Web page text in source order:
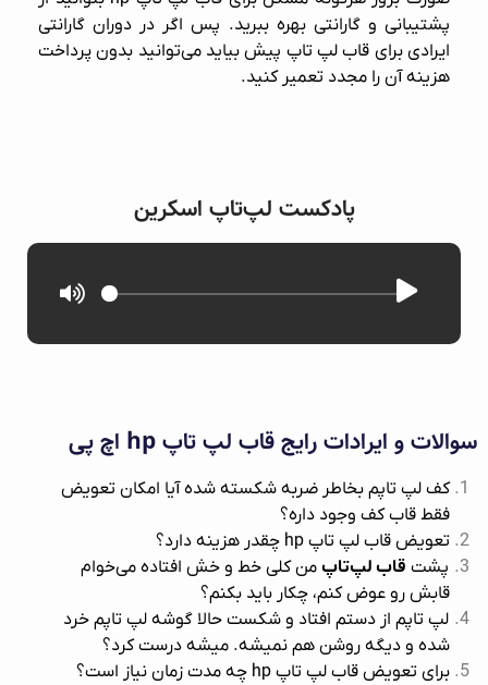
پشتیبانی و گارانتی بهره ببرید. پس اگر در دوران گارانتی
ایرادی برای قاب‌ لپ‌ تاپ پیش بیاید می‌توانید بدون پرداخت
هزینه آن را مجدد تعمیر کنید.
پادکست لپ‌تاپ اسکرین
سوالات و ایرادات رایج قاب لپ‌ تاپ hp اچ پی
کف لپ تاپم بخاطر ضربه شکسته شده آیا امکان تعویض
فقط قاب کف وجود داره؟
تعویض قاب لپ تاپ hp چقدر هزینه دارد؟
پشت قاب لپ‌تاپ من کلی خط و خش افتاده می‌خوام
قابش رو عوض کنم، چکار باید بکنم؟
لپ تاپم از دستم افتاد و شکست حالا گوشه لپ تاپم خرد
شده و دیگه روشن هم نمیشه. میشه درست کرد؟
برای تعویض قاب لپ تاپ hp چه مدت زمان نیاز است؟